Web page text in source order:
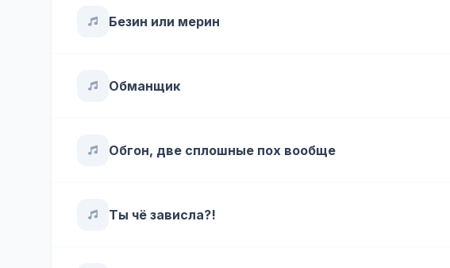
Безин или мерин
Обманщик
Обгон, две сплошные пох вообще
Ты чё зависла?!